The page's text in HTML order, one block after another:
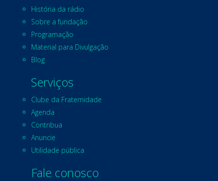
História da rádio
Sobre a fundação
Programação
Material para Divulgação
Blog
Serviços
Clube da Fraternidade
Agenda
Contribua
Anuncie
Utilidade pública
Fale conosco